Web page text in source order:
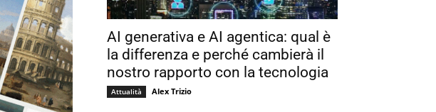
AI generativa e AI agentica: qual è
la differenza e perché cambierà il
nostro rapporto con la tecnologia
Attualità Alex Trizio